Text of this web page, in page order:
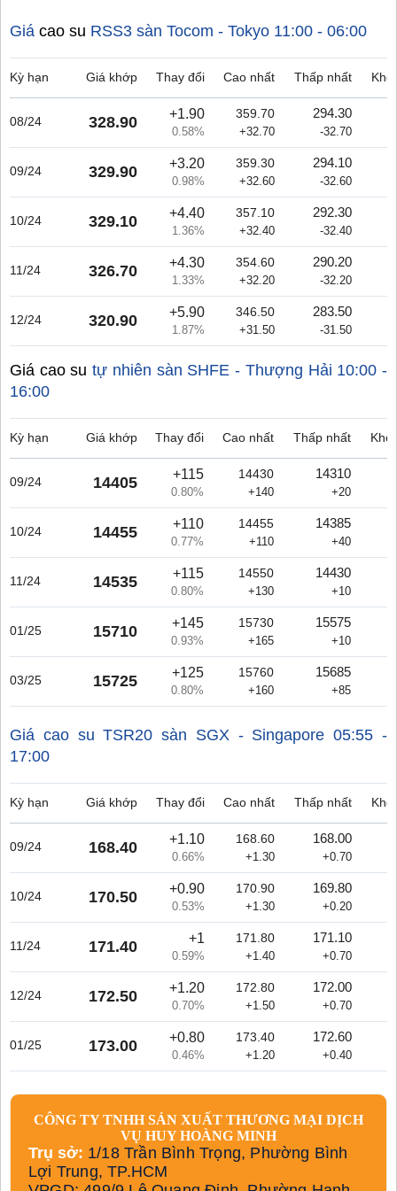
Giá cao su RSS3 sàn Tocom - Tokyo 11:00 - 06:00
Kỳ hạn Giá khớp Thay đổi Cao nhất Thấp nhất
08/24 328.90 +1.90
0.58%
359.70
+32.70
294.30
-32.70
09/24 329.90 +3.20
0.98%
359.30
+32.60
294.10
-32.60
10/24 329.10 +4.40
1.36%
357.10
+32.40
292.30
-32.40
11/24 326.70 +4.30
1.33%
354.60
+32.20
290.20
-32.20
12/24 320.90 +5.90
1.87%
346.50
+31.50
283.50
-31.50
Giá cao su tự nhiên sàn SHFE - Thượng Hải 10:00 -
16:00
Kỳ hạn Giá khớp Thay đổi Cao nhất Thấp nhất
09/24 14405 +115
0.80%
14430
+140
14310
+20
10/24 14455 +110
0.77%
14455
+110
14385
+40
11/24 14535 +115
0.80%
14550
+130
14430
+10
01/25 15710 +145
0.93%
15730
+165
15575
+10
03/25 15725 +125
0.80%
15760
+160
15685
+85
Giá cao su TSR20 sàn SGX - Singapore05:55 -
17:00
Kỳ hạn Giá khớp Thay đổi Cao nhất Thấp nhất
09/24 168.40 +1.10
0.66%
168.60
+1.30
168.00
+0.70
10/24 170.50 +0.90
0.53%
170.90
+1.30
169.80
+0.20
11/24 171.40 +1
0.59%
171.80
+1.40
171.10
+0.70
12/24 172.50 +1.20
0.70%
172.80
+1.50
172.00
+0.70
01/25 173.00 +0.80
0.46%
173.40
+1.20
172.60
+0.40
CÔNG TY TNHH SẢN XUẤT THƯƠNG MẠI DỊCH
VỤ HUY HOÀNG MINH
Trụ sở: 1/18 Trần Bình Trọng, Phường Bình
Lợi Trung, TP.HCM